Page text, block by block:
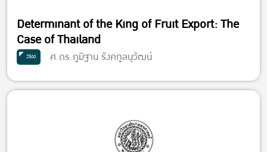
Determinant of the King of Fruit Export: The
Case of Thailand
2566 ศ.ดร.ภูมิฐาน รังคกูลนุวัฒน์